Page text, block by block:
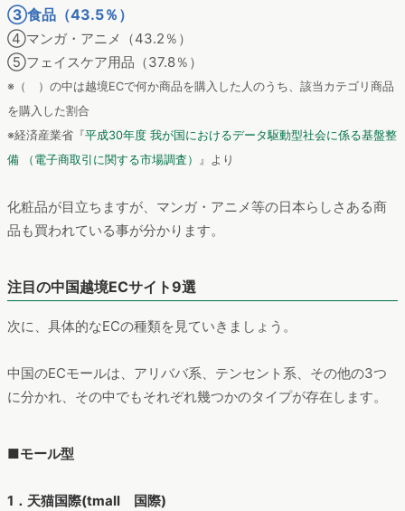
③食品（43.5％）
④マンガ・アニメ（43.2％）
⑤フェイスケア用品（37.8％）
※（ ）の中は越境ECで何か商品を購入した人のうち、該当カテゴリ商品
を購入した割合
※経済産業省『平成30年度 我が国におけるデータ駆動型社会に係る基盤整
備 （電子商取引に関する市場調査）
』より
化粧品が目立ちますが、マンガ・アニメ等の日本らしさある商
品も買われている事が分かります。
注目の中国越境ECサイト9選
次に、具体的なECの種類を見ていきましょう。
中国のECモールは、アリババ系、テンセント系、その他の3つ
に分かれ、その中でもそれぞれ幾つかのタイプが存在します。
■モール型
1．天猫国際(tmall 国際)